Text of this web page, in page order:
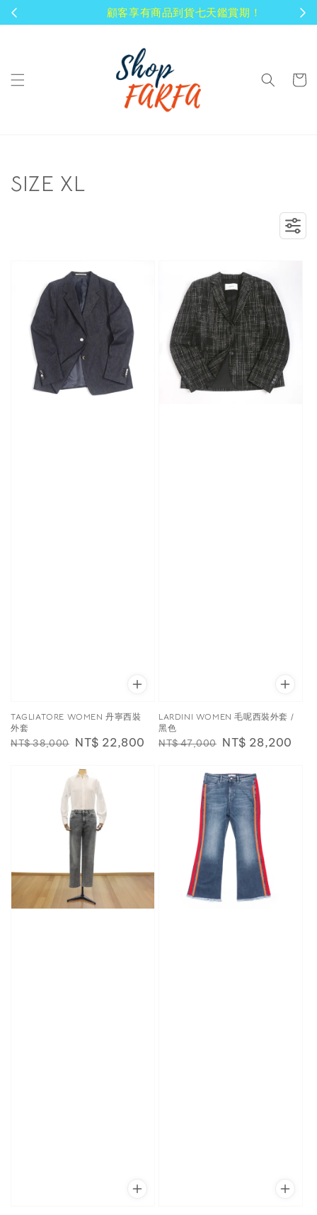
顧客享有商品到貨七天鑑賞期！
SIZE XL
TAGLIATORE WOMEN 丹寧西裝
外套
Regular
NT$ 38,000 Sale
NT$ 22,800
LARDINI WOMEN 毛呢西裝外套 /
黑色
Regular
NT$ 47,000 Sale
NT$ 28,200